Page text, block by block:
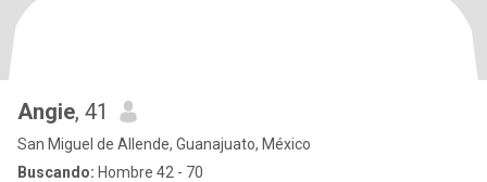
Angie, 41
San Miguel de Allende, Guanajuato, México
Buscando: Hombre 42 - 70